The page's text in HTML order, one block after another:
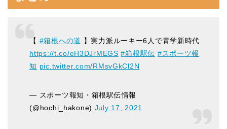
【 #箱根への道 】実力派ルーキー6人で青学新時代
https://t.co/eH3DJrMEGS #箱根駅伝 #スポーツ報
知 pic.twitter.com/RMsvGkCl2N
— スポーツ報知・箱根駅伝情報
(@hochi_hakone) July 17, 2021